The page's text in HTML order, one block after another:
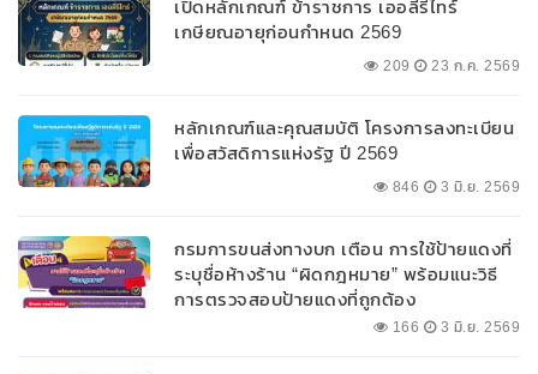
เปิดหลักเกณฑ์ ข้าราชการ เออลี่รีไทร์
เกษียณอายุก่อนกำหนด 2569
209 23 ก.ค. 2569
หลักเกณฑ์และคุณสมบัติ โครงการลงทะเบียน
เพื่อสวัสดิการแห่งรัฐ ปี 2569
846 3 มิ.ย. 2569
กรมการขนส่งทางบก เตือน การใช้ป้ายแดงที่
ระบุชื่อห้างร้าน “ผิดกฎหมาย” พร้อมแนะวิธี
การตรวจสอบป้ายแดงที่ถูกต้อง
166 3 มิ.ย. 2569